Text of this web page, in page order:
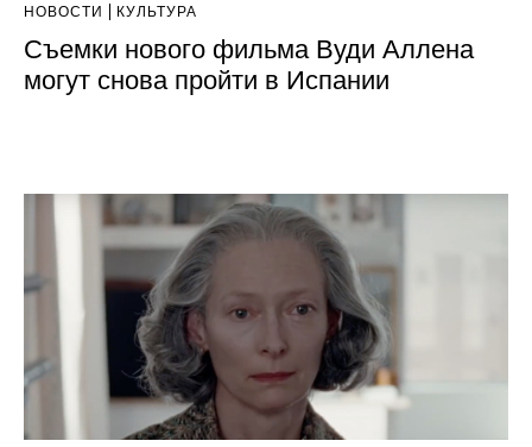
НОВОСТИ КУЛЬТУРА
Съемки нового фильма Вуди Аллена
могут снова пройти в Испании